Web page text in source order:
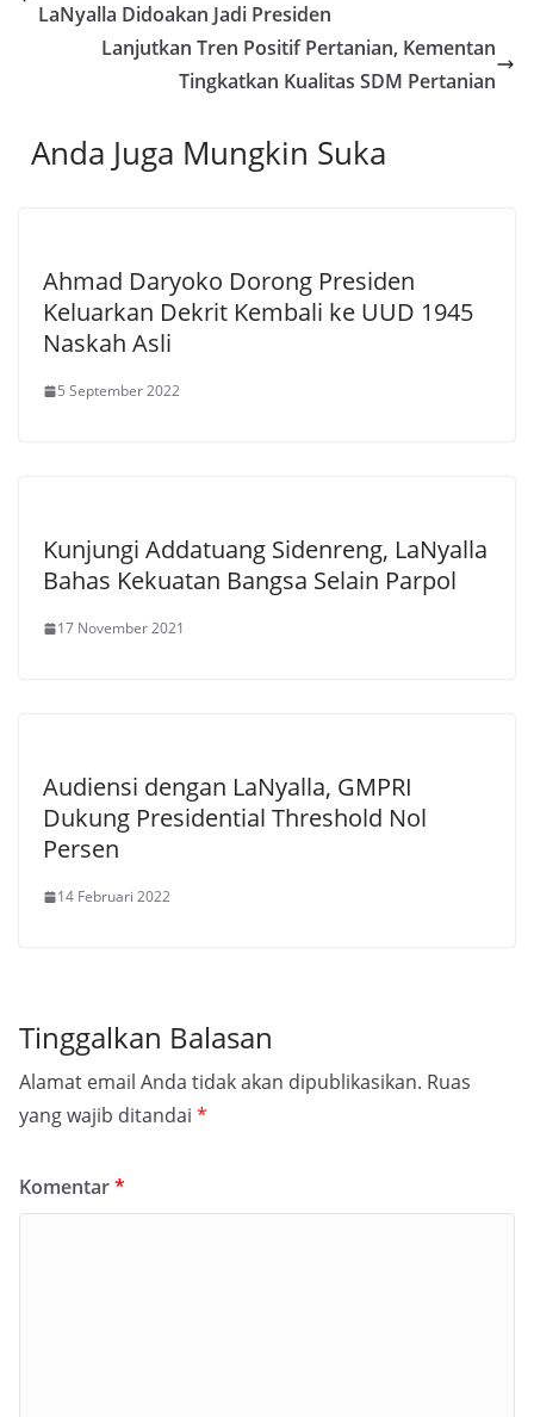
LaNyalla Didoakan Jadi Presiden
Lanjutkan Tren Positif Pertanian, Kementan
Tingkatkan Kualitas SDM Pertanian
Anda Juga Mungkin Suka
Ahmad Daryoko Dorong Presiden
Keluarkan Dekrit Kembali ke UUD 1945
Naskah Asli
5 September 2022
Kunjungi Addatuang Sidenreng, LaNyalla
Bahas Kekuatan Bangsa Selain Parpol
17 November 2021
Audiensi dengan LaNyalla, GMPRI
Dukung Presidential Threshold Nol
Persen
14 Februari 2022
Tinggalkan Balasan
Alamat email Anda tidak akan dipublikasikan. Ruas
yang wajib ditandai *
Komentar*